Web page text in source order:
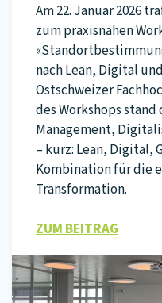
Am 22. Januar 2026
zum praxisnahen
nach Lean, Digital
Ostschweizer
des Workshops
Management,
– kurz: Lean, Digital,
Kombination für die
Transformation.
ZUM BEITRAG